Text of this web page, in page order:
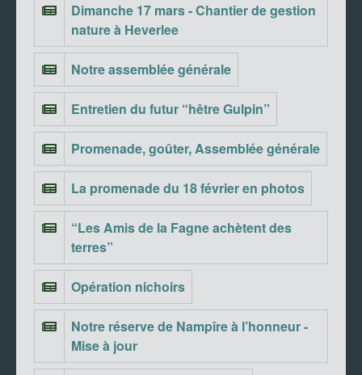
Dimanche 17 mars - Chantier de gestion
nature à Heverlee
Notre assemblée générale
Entretien du futur “hêtre Gulpin”
Promenade, goûter, Assemblée générale
La promenade du 18 février en photos
“Les Amis de la Fagne achètent des
terres”
Opération nichoirs
Notre réserve de Nampîre à l’honneur -
Mise à jour